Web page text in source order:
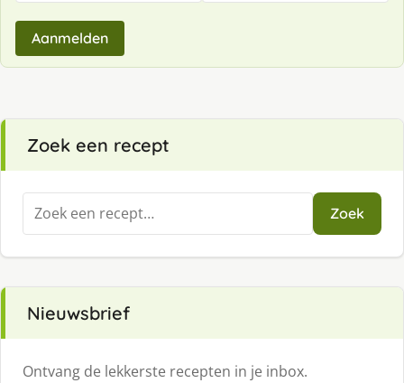
Aanmelden
Zoek een recept
Zoeken
naar:
Zoek
Nieuwsbrief
Ontvang de lekkerste recepten in je inbox.